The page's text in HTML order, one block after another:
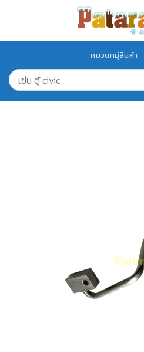
หมวดหมู่สินค้า